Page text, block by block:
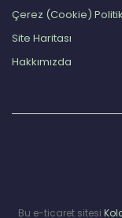
Çerez (Cookie)
Site Haritası
Hakkımızda
Bu e-ticaret sitesi